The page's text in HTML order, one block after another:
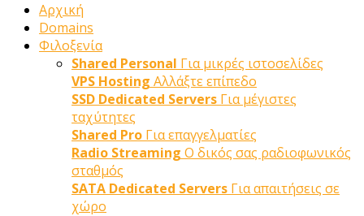
Αρχική
Domains
Φιλοξενία
Shared Personal Για μικρές ιστοσελίδες
VPS Hosting Αλλάξτε επίπεδο
SSD Dedicated Servers Για μέγιστες
ταχύτητες
Shared Pro Για επαγγελματίες
Radio Streaming Ο δικός σας ραδιοφωνικός
σταθμός
SATA Dedicated Servers Για απαιτήσεις σε
χώρο